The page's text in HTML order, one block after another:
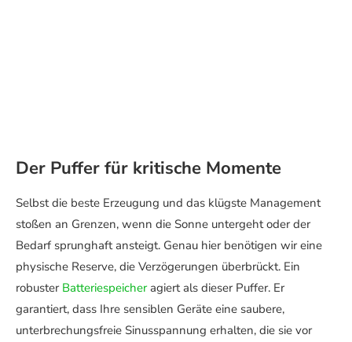
Der Puffer für kritische Momente
Selbst die beste Erzeugung und das klügste Management
stoßen an Grenzen, wenn die Sonne untergeht oder der
Bedarf sprunghaft ansteigt. Genau hier benötigen wir eine
physische Reserve, die Verzögerungen überbrückt. Ein
robuster Batteriespeicheragiert als dieser Puffer. Er
garantiert, dass Ihre sensiblen Geräte eine saubere,
unterbrechungsfreie Sinusspannung erhalten, die sie vor